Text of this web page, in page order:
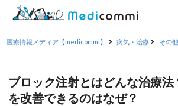
医療情報メディア【medicommi】 病気・治療 その他
ブロック注射とはどんな治療
を改善できるのはなぜ？